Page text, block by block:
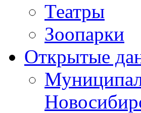
Театры
Зоопарки
Открытые